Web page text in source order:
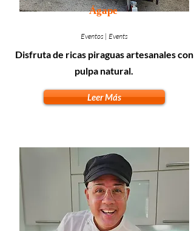
Ágape
Eventos | Events
Disfruta de ricas piraguas artesanales con
pulpa natural.
Leer Más